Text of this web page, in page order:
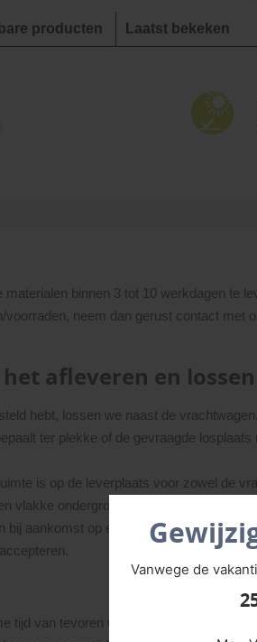
producten Laatst bekeken
binnen 3 tot 10 werkdagen te
voorraden, neem dan gerust contact met
afleveren en lossen
hebt, lossen we naast de
ter plekke of de gevraagde
is op de leverplaats voor zowel de
vlakke ondergrond plaatsen en stapel ze
bij aankomst op eventuele
tijd van tevoren worden geleverd,
Vanwege de